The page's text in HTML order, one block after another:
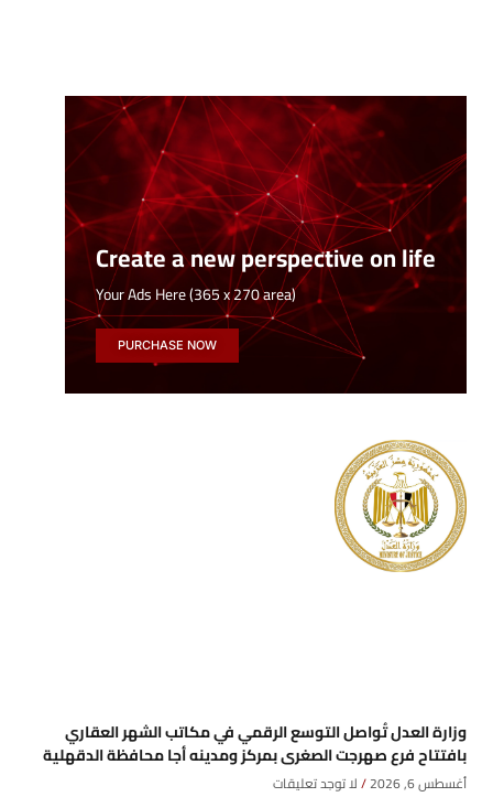
Create a new perspective on life
Your Ads Here (365 x 270 area)
PURCHASE NOW
وزارة العدل تُواصل التوسع الرقمي في مكاتب الشهر العقاري
بافتتاح فرع صهرجت الصغرى بمركز ومدينه أجا محافظة الدقهلية
أغسطس 6, 2026 لا توجد تعليقات